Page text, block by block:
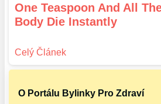
One Teaspoon And All
Body Die Instantly
O Portálu Bylinky Pro Zdraví